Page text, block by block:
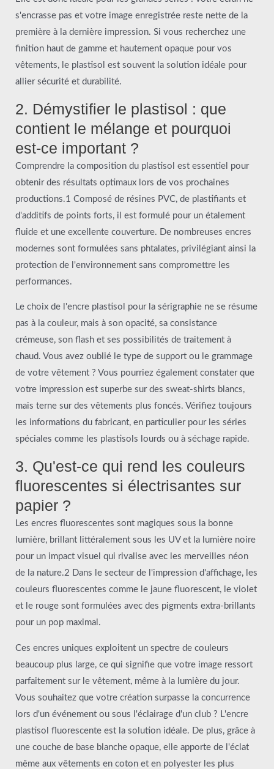
s'encrasse pas et votre image enregistrée reste nette de la
première à la dernière impression. Si vous recherchez une
finition haut de gamme et hautement opaque pour vos
vêtements, le plastisol est souvent la solution idéale pour
allier sécurité et durabilité.
2. Démystifier le plastisol : que
contient le mélange et pourquoi
est-ce important ?
Comprendre la composition du plastisol est essentiel pour
obtenir des résultats optimaux lors de vos prochaines
productions.1 Composé de résines PVC, de plastifiants et
d'additifs de points forts, il est formulé pour un étalement
fluide et une excellente couverture. De nombreuses encres
modernes sont formulées sans phtalates, privilégiant ainsi la
protection de l'environnement sans compromettre les
performances.
Le choix de l'encre plastisol pour la sérigraphie ne se résume
pas à la couleur, mais à son opacité, sa consistance
crémeuse, son flash et ses possibilités de traitement à
chaud. Vous avez oublié le type de support ou le grammage
de votre vêtement ? Vous pourriez également constater que
votre impression est superbe sur des sweat-shirts blancs,
mais terne sur des vêtements plus foncés. Vérifiez toujours
les informations du fabricant, en particulier pour les séries
spéciales comme les plastisols lourds ou à séchage rapide.
3. Qu'est-ce qui rend les couleurs
fluorescentes si électrisantes sur
papier ?
Les encres fluorescentes sont magiques sous la bonne
lumière, brillant littéralement sous les UV et la lumière noire
pour un impact visuel qui rivalise avec les merveilles néon
de la nature.2 Dans le secteur de l'impression d'affichage, les
couleurs fluorescentes comme le jaune fluorescent, le violet
et le rouge sont formulées avec des pigments extra-brillants
pour un pop maximal.
Ces encres uniques exploitent un spectre de couleurs
beaucoup plus large, ce qui signifie que votre image ressort
parfaitement sur le vêtement, même à la lumière du jour.
Vous souhaitez que votre création surpasse la concurrence
lors d'un événement ou sous l'éclairage d'un club ? L'encre
plastisol fluorescente est la solution idéale. De plus, grâce à
une couche de base blanche opaque, elle apporte de l'éclat
même aux vêtements en coton et en polyester les plus